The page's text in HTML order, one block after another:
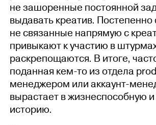
не зашоренные постоянной
выдавать креатив. Постепенно
не связанные напрямую с
привыкают к участию в
раскрепощаются. В итоге,
поданная кем-то из отдела
менеджером или аккаунт-
вырастает в жизнеспособную
историю.